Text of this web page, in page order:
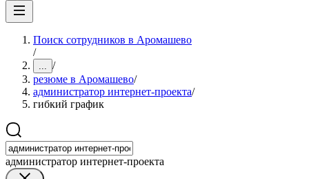
Поиск сотрудников в Аромашево
/
... /
резюме в Аромашево/
администратор интернет-проекта/
гибкий график
администратор интернет-проекта